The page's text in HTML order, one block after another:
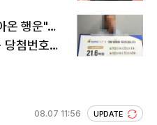
온 행운"…
첨번호조
08.07 11:56 UPDATE